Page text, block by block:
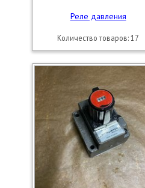
Реле давления
Количество товаров: 17